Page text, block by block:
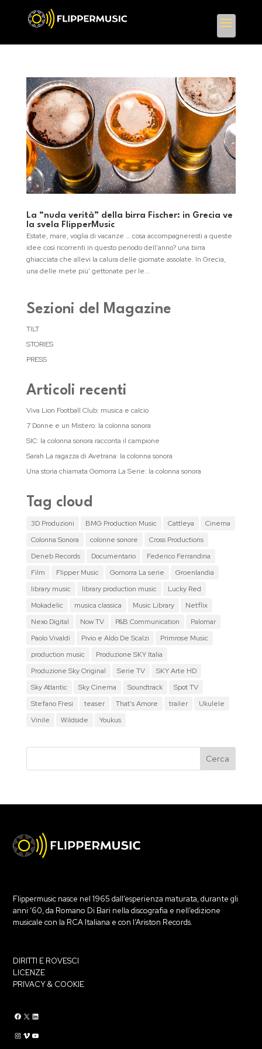
La “nuda verità” della birra Fischer: in Grecia ve
la svela FlipperMusic
Estate, mare, voglia di vacanze … cosa accompagneresti a queste
idee così ricorrenti in questo periodo dell’anno? una birra
ghiacciata che allevi la calura delle giornate assolate. In Grecia,
una delle mete più’ gettonate per le...
Sezioni del Magazine
TILT
STORIES
PRESS
Articoli recenti
Viva Lion Football Club: musica e calcio
7 Donne e un Mistero: la colonna sonora
SIC: la colonna sonora racconta il campione
Sarah La ragazza di Avetrana: la colonna sonora
Una storia chiamata Gomorra La Serie: la colonna sonora
Tag cloud
3D Produzioni BMG Production Music Cattleya
Cinema
Colonna Sonora
colonne sonore
Cross Productions
Deneb Records
Documentario
Federico Ferrandina
Film
Flipper Music Gomorra La serie
Groenlandia
library music
library production music
Lucky Red
Mokadelic
musica classica Music Library
Netflix
Nexo Digital
Now TV P&B Communication
Palomar
Paolo Vivaldi
Pivio e Aldo De Scalzi
Primrose Music
production music
Produzione SKY Italia
Produzione Sky Original
Serie TV
SKY Arte HD
Sky Atlantic
Sky Cinema Soundtrack
Spot TV
Stefano Fresi
teaser That's Amore trailer
Ukulele
Vinile
Wildside Youkus
Flippermusic nasce nel 1965 dall’esperienza maturata, durante gli
anni ‘60, da Romano Di Bari nella discografia e nell’edizione
musicale con la RCA Italiana e con l’Ariston Records.
DIRITTI E ROVESCI
LICENZE
PRIVACY & COOKIE
Flippermusic Facebook Flippermusic Twitter
Flippermusic Linkedin
Flippermusic Instagram Flippermusic Vimeo flippermusic YouTube